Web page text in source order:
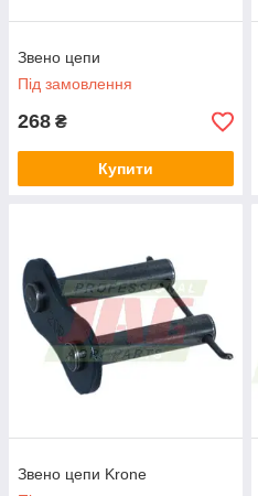
Звено цепи
Під замовлення
268 ₴
Купити
Звено цепи Krone